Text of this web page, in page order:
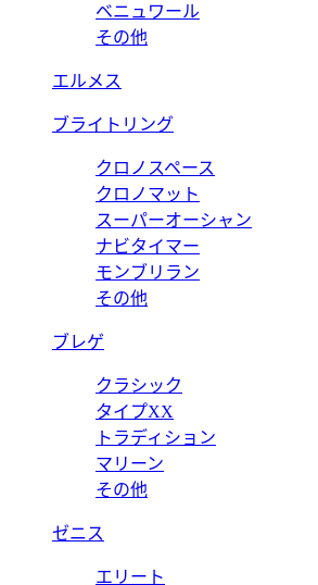
ベニュワール
その他
エルメス
ブライトリング
クロノスペース
クロノマット
スーパーオーシャン
ナビタイマー
モンブリラン
その他
ブレゲ
クラシック
タイプXX
トラディション
マリーン
その他
ゼニス
エリート